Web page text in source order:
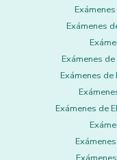
Exámenes
Exámenes
Exámenes
Exámenes de